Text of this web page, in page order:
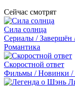
Сейчас смотрят
Сила солнца
Сериалы / Завершён
Романтика
Скоростной ответ
Фильмы / Новинки /